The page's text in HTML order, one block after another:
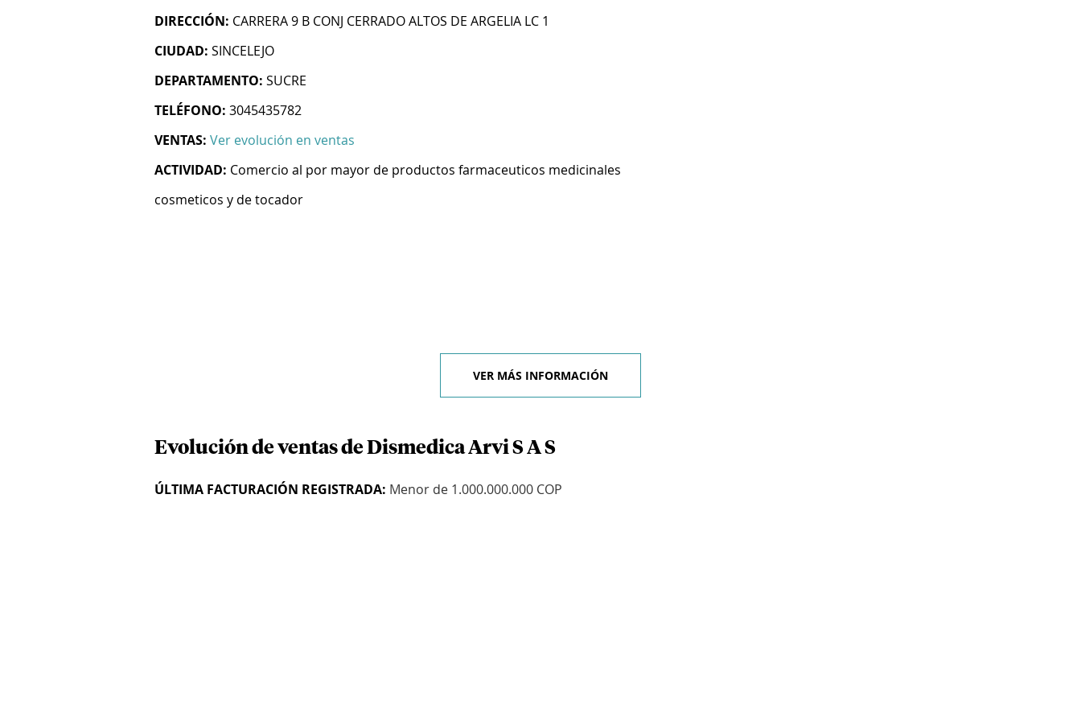
DIRECCIÓN: CARRERA 9 B CONJ CERRADO ALTOS DE ARGELIA LC 1
CIUDAD: SINCELEJO
DEPARTAMENTO: SUCRE
TELÉFONO: 3045435782
VENTAS: Ver evolución en ventas
ACTIVIDAD: Comercio al por mayor de productos farmaceuticos medicinales
cosmeticos y de tocador
VER MÁS INFORMACIÓN
Evolución de ventas de Dismedica Arvi S A S
ÚLTIMA FACTURACIÓN REGISTRADA: Menor de 1.000.000.000 COP